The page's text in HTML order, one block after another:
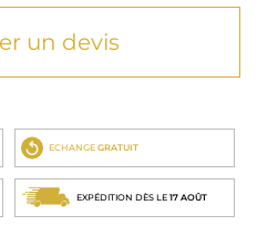
un devis
ECHANGE GRATUIT
EXPÉDITION DÈS LE 17 AOÛT